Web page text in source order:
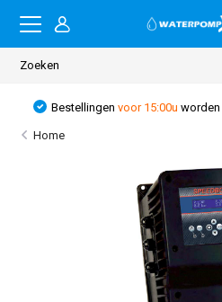
Bestellingenvoor 15:00u worden
Home